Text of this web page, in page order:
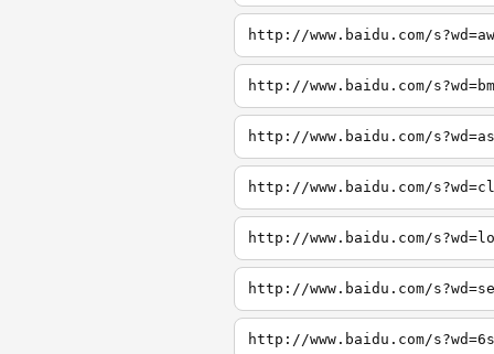
http://www.baidu.com/
http://www.baidu.com/
http://www.baidu.com/
http://www.baidu.com/
http://www.baidu.com/
http://www.baidu.com/
http://www.baidu.com/